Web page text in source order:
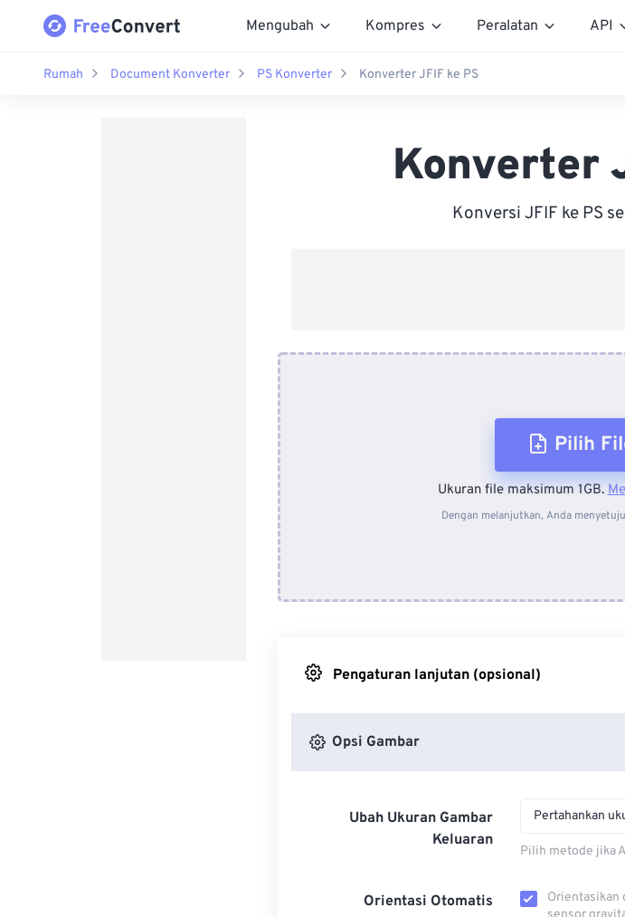
Mengubah Kompres Peralatan API
Rumah Document Konverter PS Konverter Konverter JFIF ke PS
Konverter
Konversi JFIF ke PS
Pilih
Dari
Ukuran file maksimum 1GB.
Dengan melanjutkan, Anda
Pengaturan lanjutan (opsional)
Opsi Gambar
Ubah Ukuran Gambar
Keluaran
Pertahankan
Pilih metode jika
Orientasi Otomatis
Orientasikan